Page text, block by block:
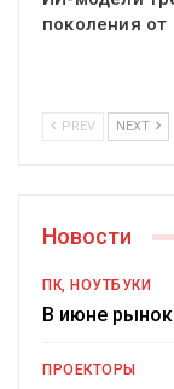
поколения от
PREV NEXT
Новости
ПК, НОУТБУКИ
В июне рынок
ПРОЕКТОРЫ